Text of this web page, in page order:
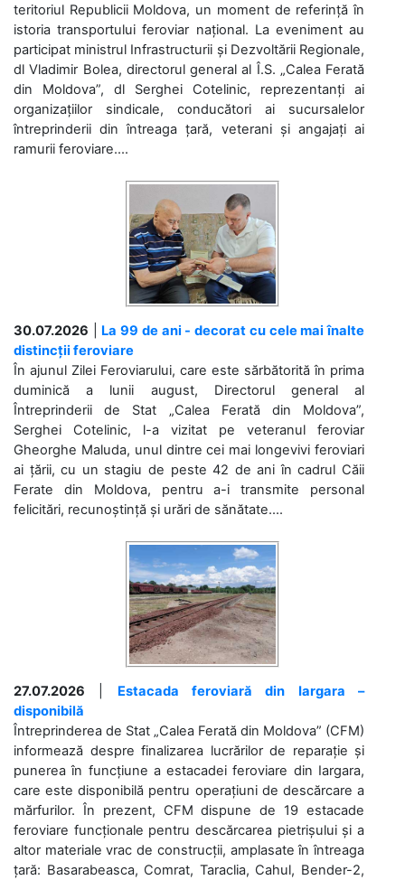
teritoriul Republicii Moldova, un moment de referință în
istoria transportului feroviar național. La eveniment au
participat ministrul Infrastructurii și Dezvoltării Regionale,
dl Vladimir Bolea, directorul general al Î.S. „Calea Ferată
din Moldova”, dl Serghei Cotelinic, reprezentanți ai
organizațiilor sindicale, conducători ai sucursalelor
întreprinderii din întreaga țară, veterani și angajați ai
ramurii feroviare....
30.07.2026
La 99 de ani - decorat cu cele mai înalte
distincții feroviare
În ajunul Zilei Feroviarului, care este sărbătorită în prima
duminică a lunii august, Directorul general al
Întreprinderii de Stat „Calea Ferată din Moldova”,
Serghei Cotelinic, l-a vizitat pe veteranul feroviar
Gheorghe Maluda, unul dintre cei mai longevivi feroviari
ai țării, cu un stagiu de peste 42 de ani în cadrul Căii
Ferate din Moldova, pentru a-i transmite personal
felicitări, recunoștință și urări de sănătate....
27.07.2026
Estacada feroviară din Iargara –
disponibilă
Întreprinderea de Stat „Calea Ferată din Moldova” (CFM)
informează despre finalizarea lucrărilor de reparație și
punerea în funcțiune a estacadei feroviare din Iargara,
care este disponibilă pentru operațiuni de descărcare a
mărfurilor. În prezent, CFM dispune de 19 estacade
feroviare funcționale pentru descărcarea pietrișului și a
altor materiale vrac de construcții, amplasate în întreaga
țară: Basarabeasca, Comrat, Taraclia, Cahul, Bender-2,